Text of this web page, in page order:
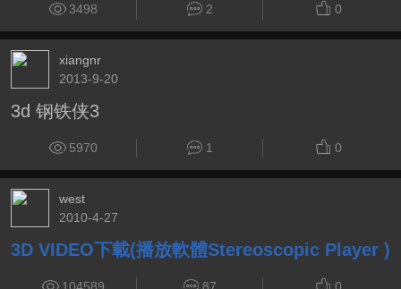
3498 2 0
xiangnr
2013-9-20
3d 钢铁侠3
5970 1 0
west
2010-4-27
3D VIDEO下載(播放軟體Stereoscopic Player )
104589 87 0